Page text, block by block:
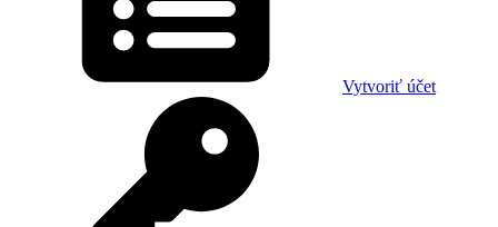
Vytvoriť účet